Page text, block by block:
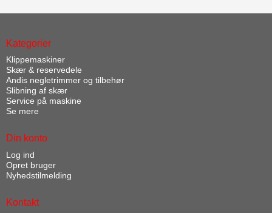
Kategorier
Klippemaskiner
Skær & reservedele
Andis negletrimmer og tilbehør
Slibning af skær
Service på maskine
Se mere
Din konto
Log ind
Opret bruger
Nyhedstilmelding
Kontakt